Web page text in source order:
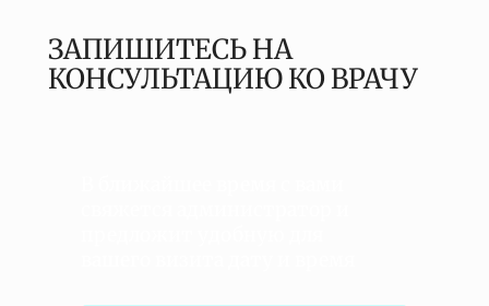
ЗАПИШИТЕСЬ НА
КОНСУЛЬТАЦИЮ КО ВРАЧУ